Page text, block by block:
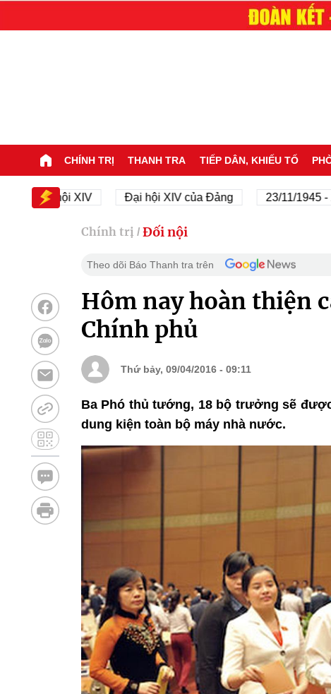
CHÍNH TRỊ THANH TRA TIẾP DÂN, KHIẾU TỐ
Đại hội XIV Đại hội XIV của Đảng 23/11/1945 - 23/
Chính trị / Đối nội
Theo dõi Báo Thanh tra trên
Hôm nay hoàn thiện
Chính phủ
Thứ bảy, 09/04/2016 - 09:11
Ba Phó thủ tướng, 18 bộ trưởng sẽ
dung kiện toàn bộ máy nhà nước.